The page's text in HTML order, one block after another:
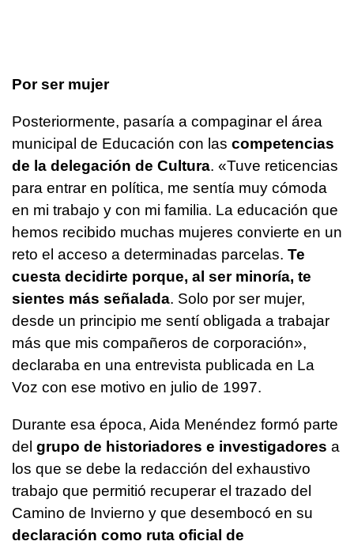
Por ser mujer
Posteriormente, pasaría a compaginar el área
municipal de Educación con las competencias
de la delegación de Cultura. «Tuve reticencias
para entrar en política, me sentía muy cómoda
en mi trabajo y con mi familia. La educación que
hemos recibido muchas mujeres convierte en un
reto el acceso a determinadas parcelas. Te
cuesta decidirte porque, al ser minoría, te
sientes más señalada. Solo por ser mujer,
desde un principio me sentí obligada a trabajar
más que mis compañeros de corporación»,
declaraba en una entrevista publicada en La
Voz con ese motivo en julio de 1997.
Durante esa época, Aida Menéndez formó parte
del grupo de historiadores e investigadores a
los que se debe la redacción del exhaustivo
trabajo que permitió recuperar el trazado del
Camino de Invierno y que desembocó en su
declaración como ruta oficial de